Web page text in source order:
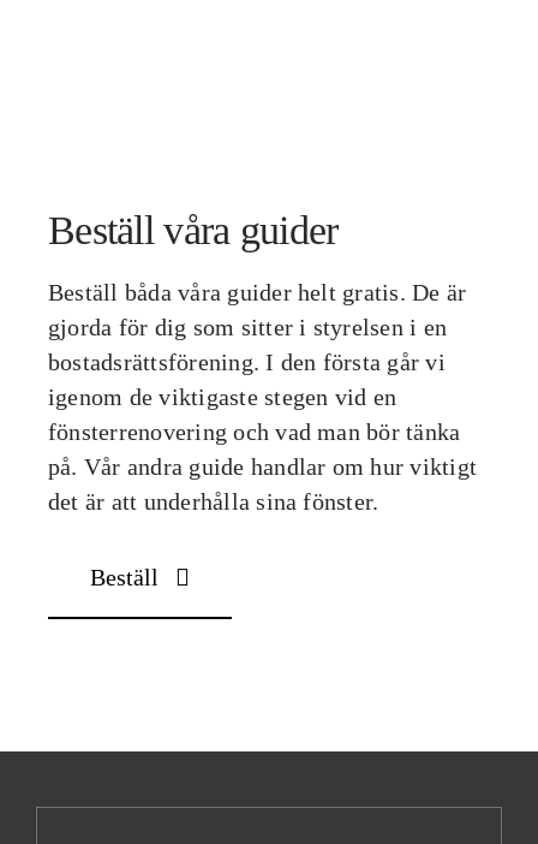
Beställ våra guider
Beställ båda våra guider helt gratis. De är
gjorda för dig som sitter i styrelsen i en
bostadsrättsförening. I den första går vi
igenom de viktigaste stegen vid en
fönsterrenovering och vad man bör tänka
på. Vår andra guide handlar om hur viktigt
det är att underhålla sina fönster.
Beställ